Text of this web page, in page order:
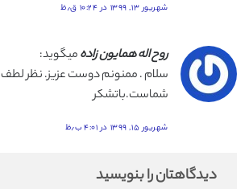
شهریور ۱۳, ۱۳۹۹ در ۱۰:۲۴ ق٫ظ
روح اله همایون زادهمیگوید:
سلام . ممنونم دوست عزیز. نظر لطف
شماست.باتشکر
شهریور ۱۵, ۱۳۹۹ در ۴:۰۱ ب٫ظ
دیدگاهتان را بنویسید